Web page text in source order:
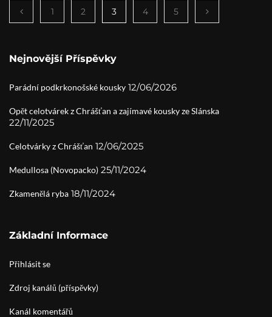
1 2 3 4 5
Nejnovější Příspěvky
Parádní podkrkonošské kousky 12/06/2026
Opět celotvárek z Chrášťan a zajímavé kousky ze Slánska
22/11/2025
Celotvárky z Chrášťan 12/06/2025
Medullosa (Novopacko) 25/11/2024
Zkamenělá ryba 18/11/2024
Základní Informace
Přihlásit se
Zdroj kanálů (příspěvky)
Kanál komentářů